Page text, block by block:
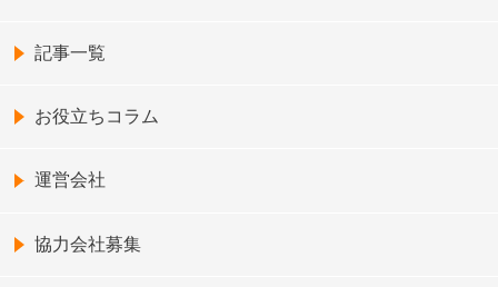
記事一覧
お役立ちコラム
運営会社
協力会社募集